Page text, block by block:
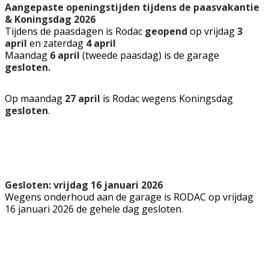
Aangepaste openingstijden tijdens de paasvakantie
& Koningsdag 2026
Tijdens de paasdagen is Rodac geopend op vrijdag3
april en zaterdag 4 april
Maandag 6 april (tweede paasdag) is de garage
gesloten.
Op maandag 27 april is Rodac wegens Koningsdag
gesloten.
Gesloten: vrijdag 16 januari 2026
Wegens onderhoud aan de garage is RODAC op vrijdag
16 januari 2026 de gehele dag gesloten.